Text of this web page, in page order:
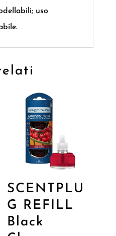
uso
SCENTPLU
G REFILL
Black